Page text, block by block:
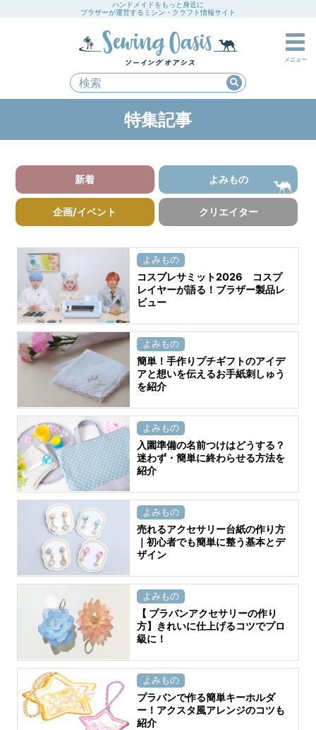
ハンドメイドをもっと身近に
ブラザーが運営するミシン・クラフト情報サイト
メニュー
特集記事
新着 よみもの
企画/イベント クリエイター
よみもの
コスプレサミット2026 コスプ
レイヤーが語る！ブラザー製品レ
ビュー
よみもの
簡単！手作りプチギフトのアイデ
アと想いを伝えるお手紙刺しゅう
を紹介
よみもの
入園準備の名前つけはどうする？
迷わず・簡単に終わらせる方法を
紹介
よみもの
売れるアクセサリー台紙の作り方
｜初心者でも簡単に整う基本とデ
ザイン
よみもの
【 プラバンアクセサリーの作り
方】きれいに仕上げるコツでプロ
級に！
よみもの
プラバンで作る簡単キーホルダ
ー！アクスタ風アレンジのコツも
紹介